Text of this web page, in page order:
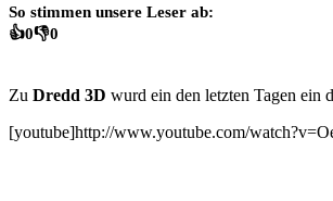
So stimmen unsere Leser ab:
👍0👎0
Zu Dredd 3D wurd ein den letzten Tagen ein
[youtube]http://www.youtube.com/